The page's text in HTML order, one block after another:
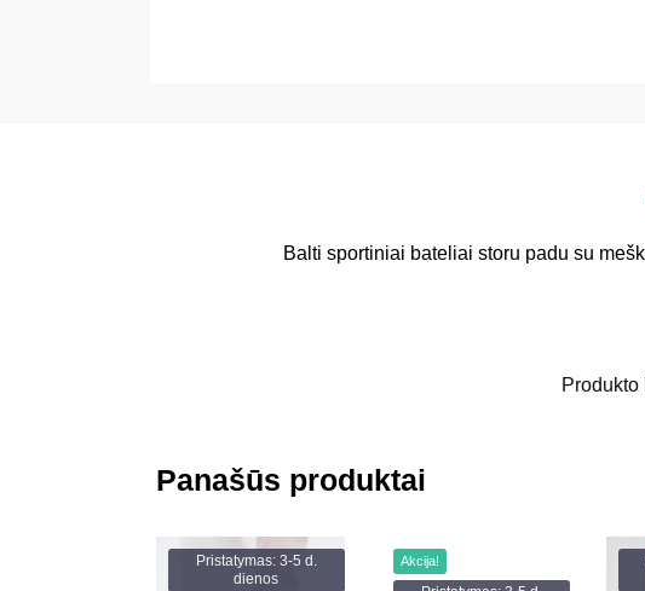
Balti sportiniai bateliai storu padu su
Produkto
Panašūs produktai
Pristatymas: 3-5 d.
dienos
Akcija!